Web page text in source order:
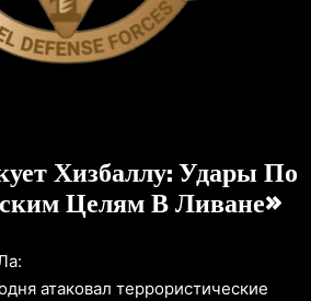
Хизбаллу: Удары По
Целям В Ливане»
атаковал террористические